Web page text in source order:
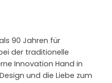
90 Jahren für
der traditionelle
Innovation Hand in
und die Liebe zum